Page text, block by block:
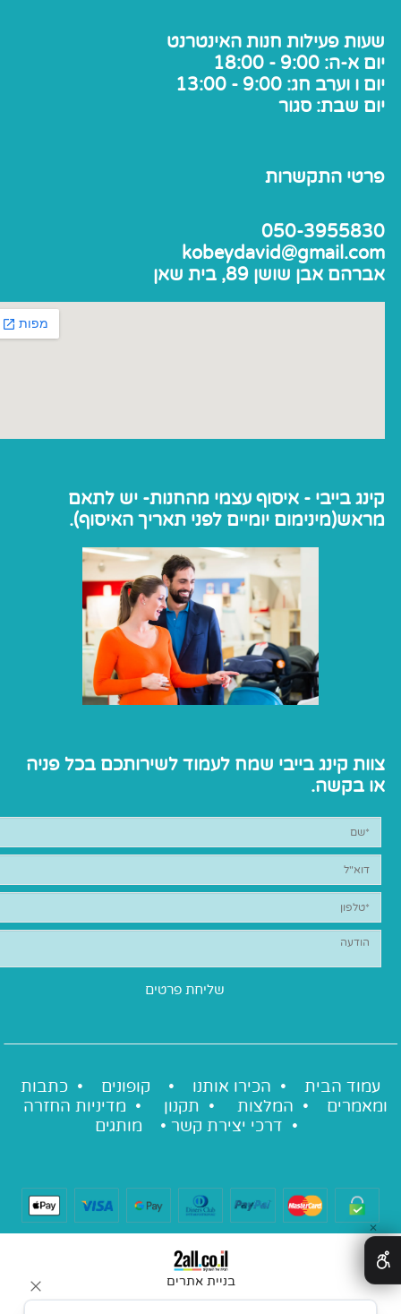
שעות פעילות חנות האינטרנט
יום א-ה: 9:00 - 18:00
יום ו וערב חג: 9:00 - 13:00
יום שבת: סגור
פרטי התקשרות
050-3955830
kobeydavid@gmail.com
אברהם אבן שושן 89, בית שאן
קינג בייבי - איסוף עצמי מהחנות- יש לתאם
מראש(מינימום יומיים לפני תאריך האיסוף).
צוות קינג בייבי שמח לעמוד לשירותכם בכל פניה
או בקשה.
עמוד הבית • הכירו אותנו • קופונים • כתבות
ומאמרים • המלצות • תקנון • מדיניות החזרה
• דרכי יצירת קשר • מותגים
בניית אתרים
✕